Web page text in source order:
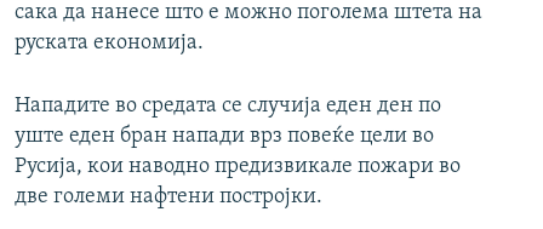
сака да нанесе што е можно поголема штета на
руската економија.
Нападите во средата се случија еден ден по
уште еден бран напади врз повеќе цели во
Русија, кои наводно предизвикале пожари во
две големи нафтени постројки.